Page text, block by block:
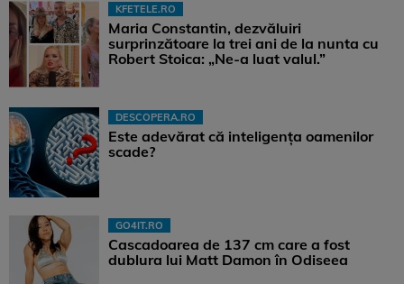
KFETELE.RO
Maria Constantin, dezvăluiri
surprinzătoare la trei ani de la nunta cu
Robert Stoica: „Ne-a luat valul.”
DESCOPERA.RO
Este adevărat că inteligența oamenilor
scade?
GO4IT.RO
Cascadoarea de 137 cm care a fost
dublura lui Matt Damon în Odiseea